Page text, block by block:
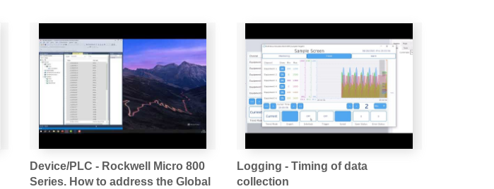
Device/PLC - Rockwell Micro 800
Series. How to address the Global
Logging - Timing of data
collection